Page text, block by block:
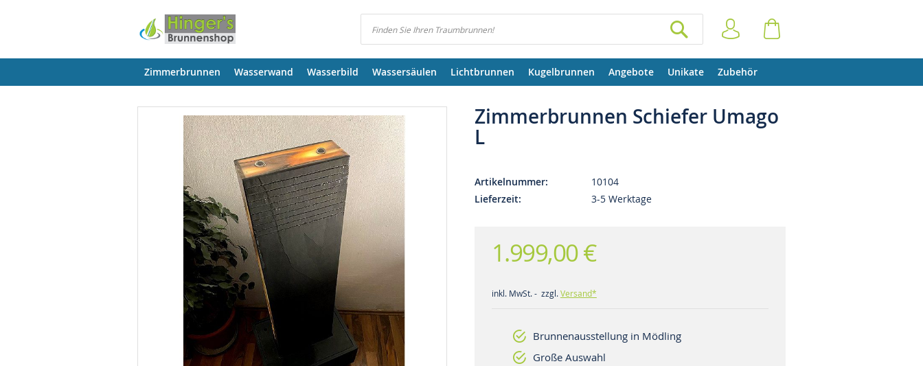
Suchen
Anmelden
Zimmerbrunnen Wasserwand Wasserbild Wassersäulen Lichtbrunnen Kugelbrunnen Angebote Unikate Zubehör
Zimmerbrunnen Schiefer Umago
L
Artikelnummer
10104
Lieferzeit
3-5 Werktage
1.999,00 €
inkl. MwSt. - zzgl.Versand*
Brunnenausstellung in Mödling
Große Auswahl